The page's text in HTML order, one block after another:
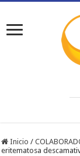
Inicio /
eritematosa